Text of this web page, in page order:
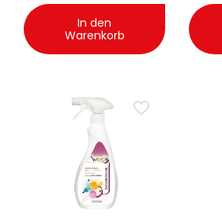
In den
Warenkorb